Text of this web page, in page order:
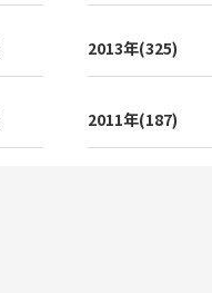
2013年(325)
2011年(187)